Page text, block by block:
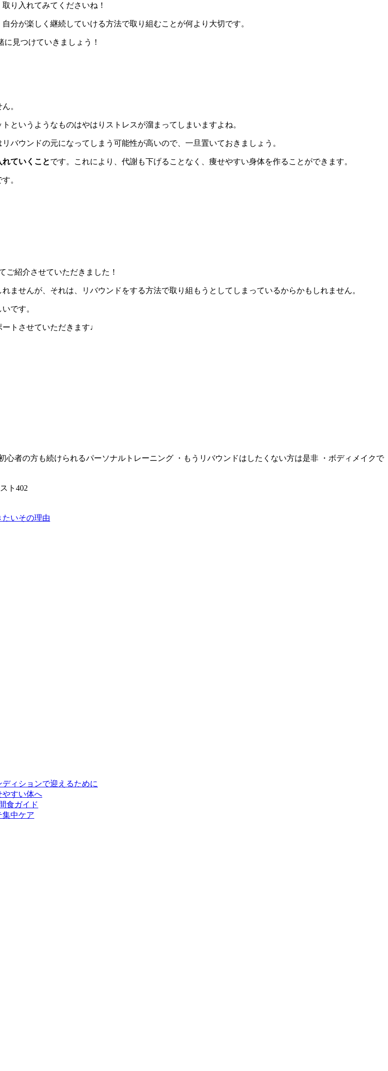
り入れてみてくださいね！
分が楽しく継続していける方法で取り組むことが何より大切です。
見つけていきましょう！
。
というようなものはやはりストレスが溜まってしまいますよね。
バウンドの元になってしまう可能性が高いので、一旦置いておきましょう。
ていくことです。これにより、代謝も下げることなく、痩せやすい身体を作ることができます。
す。
ご紹介させていただきました！
ませんが、それは、リバウンドをする方法で取り組もうとしてしまっているからかもしれません。
です。
トさせていただきます♩
心者の方も続けられるパーソナルトレーニング ・もうリバウンドはしたくない方は是非 ・ボディメイクで
ト402
いその理由
ィションで迎えるために
やすい体へ
食ガイド
集中ケア